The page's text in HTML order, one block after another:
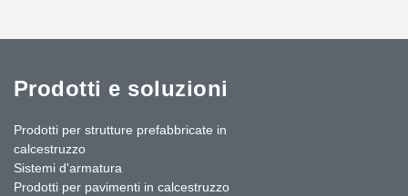
Prodotti e soluzioni
Prodotti per strutture prefabbricate in
calcestruzzo
Sistemi d'armatura
Prodotti per pavimenti in calcestruzzo